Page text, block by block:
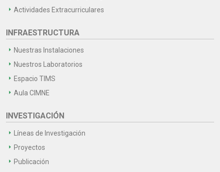
Actividades Extracurriculares
INFRAESTRUCTURA
Nuestras Instalaciones
Nuestros Laboratorios
Espacio TIMS
Aula CIMNE
INVESTIGACIÓN
Líneas de Investigación
Proyectos
Publicación